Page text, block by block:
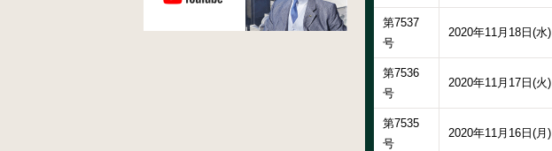
第7537
号
2020年11月18日(水)
第7536
号
2020年11月17日(火)
第7535
号
2020年11月16日(月)